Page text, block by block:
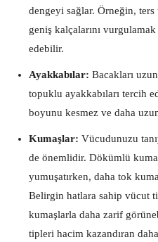
dengeyi sağlar. Örneğin,
geniş kalçalarını
edebilir.
Ayakkabılar: Bacakları
topuklu ayakkabıları tercih
boyunu kesmez ve daha
Kumaşlar: Vücudunuzu
de önemlidir. Dökümlü
yumuşatırken, daha tok
Belirgin hatlara sahip vücut
kumaşlarla daha zarif
tipleri hacim kazandıran